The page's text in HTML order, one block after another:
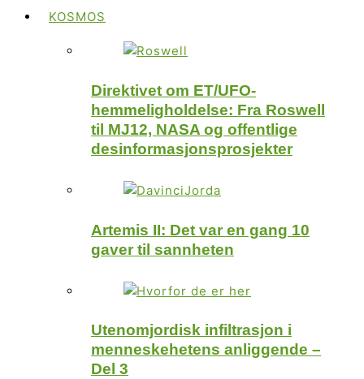
KOSMOS
Direktivet om ET/UFO-
hemmeligholdelse: Fra Roswell
til MJ12, NASA og offentlige
desinformasjonsprosjekter
Artemis II: Det var en gang 10
gaver til sannheten
Utenomjordisk infiltrasjon i
menneskehetens anliggende –
Del 3